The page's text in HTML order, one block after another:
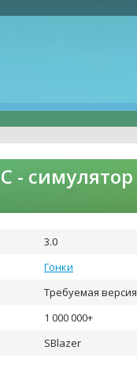
-
3.0
Гонки
Требуемая
1 000 000+
SBlazer